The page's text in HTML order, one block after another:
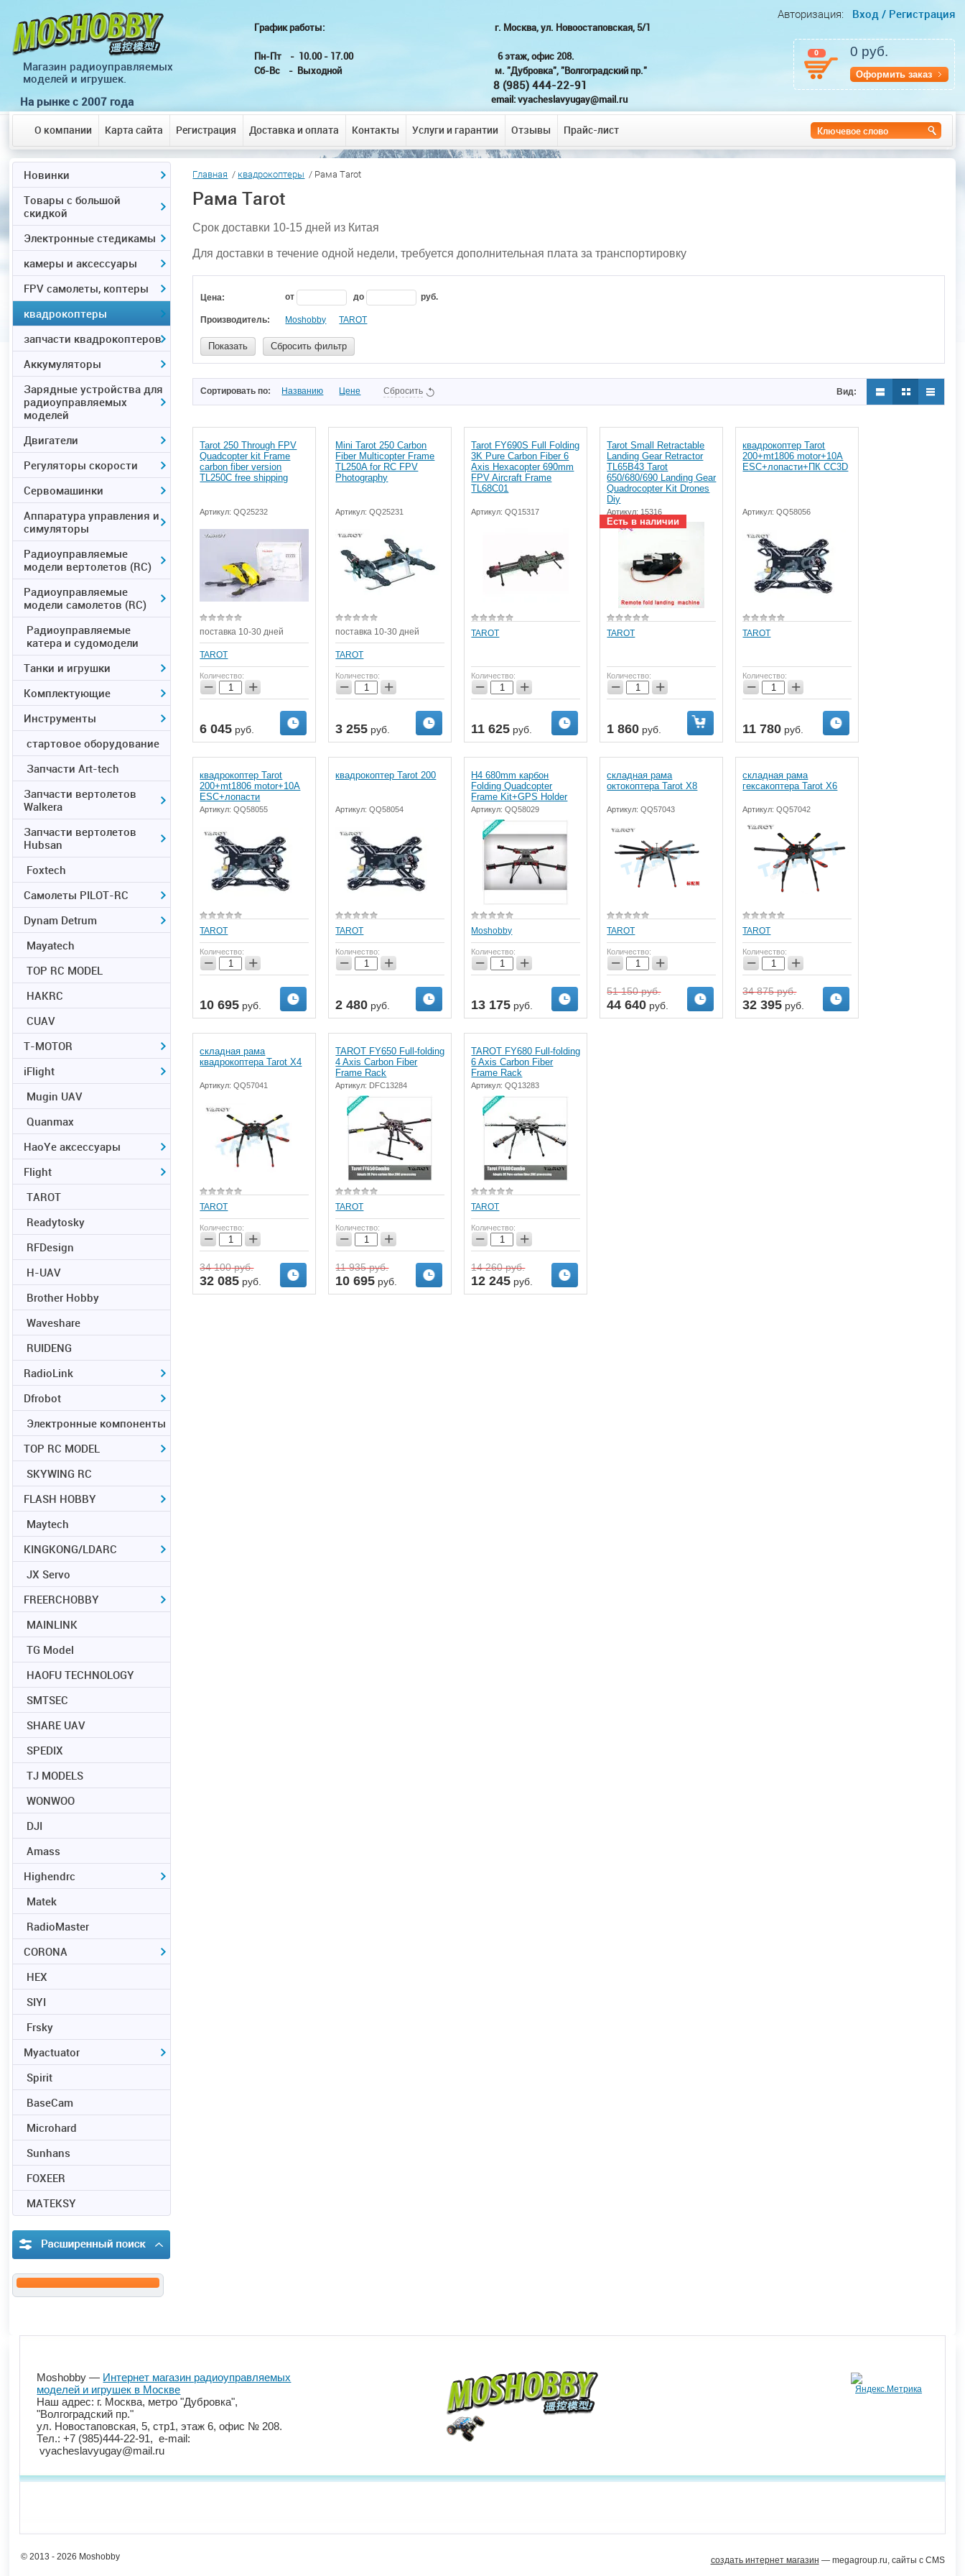
Магазин радиоуправляемых
моделей и игрушек.
На рынке с 2007 года
0 0 руб.
Оформить заказ
График работы: г. Москва, ул. Новоостаповская, 5/1
Пн-Пт - 10.00 - 17.00 6 этаж, офис 208.
Сб-Вс - Выходной
м. "Дубровка", "Волгоградский пр."
8 (985) 444-22-91
email: vyacheslavyugay@mail.ru
О компании Карта сайта Регистрация Доставка и оплата Контакты Услуги и гарантии Отзывы Прайс-лист
Авторизация: Вход / Регистрация
Главная / квадрокоптеры / Рама Tarot
Рама Tarot
Срок доставки 10-15 дней из Китая
Для доставки в течение одной недели, требуется дополнительная плата за транспортировку
Цена: от до руб.
Производитель: Moshobby TAROT
Показать Сбросить фильтр
Сортировать по: Названию Цене Сбросить Вид:
Tarot 250 Through FPV
Quadcopter kit Frame
carbon fiber version
TL250C free shipping
Артикул: QQ25232
поставка 10-30 дней
TAROT
Количество:
− +
6 045 руб.
Mini Tarot 250 Carbon
Fiber Multicopter Frame
TL250A for RC FPV
Photography
Артикул: QQ25231
поставка 10-30 дней
TAROT
Количество:
− +
3 255 руб.
Tarot FY690S Full Folding
3K Pure Carbon Fiber 6
Axis Hexacopter 690mm
FPV Aircraft Frame
TL68C01
Артикул: QQ15317
TAROT
Количество:
− +
11 625 руб.
Tarot Small Retractable
Landing Gear Retractor
TL65B43 Tarot
650/680/690 Landing Gear
Quadrocopter Kit Drones
Diy
Артикул: 15316
Есть в наличии
TAROT
Количество:
− +
1 860 руб.
квадрокоптер Tarot
200+mt1806 motor+10A
ESC+лопасти+ПК CC3D
Артикул: QQ58056
TAROT
Количество:
− +
11 780 руб.
квадрокоптер Tarot
200+mt1806 motor+10A
ESC+лопасти
Артикул: QQ58055
TAROT
Количество:
− +
10 695 руб.
квадрокоптер Tarot 200
Артикул: QQ58054
TAROT
Количество:
− +
2 480 руб.
H4 680mm карбон
Folding Quadcopter
Frame Kit+GPS Holder
Артикул: QQ58029
Moshobby
Количество:
− +
13 175 руб.
складная рама
октокоптера Tarot X8
Артикул: QQ57043
TAROT
Количество:
− +
51 150руб.
44 640 руб.
складная рама
гексакоптера Tarot X6
Артикул: QQ57042
TAROT
Количество:
− +
34 875руб.
32 395 руб.
складная рама
квадрокоптера Tarot X4
Артикул: QQ57041
TAROT
Количество:
− +
34 100руб.
32 085 руб.
TAROT FY650 Full-folding
4 Axis Carbon Fiber
Frame Rack
Артикул: DFC13284
TAROT
Количество:
− +
11 935руб.
10 695 руб.
TAROT FY680 Full-folding
6 Axis Carbon Fiber
Frame Rack
Артикул: QQ13283
TAROT
Количество:
− +
14 260руб.
12 245 руб.
Новинки
Товары с большой
скидкой
Электронные стедикамы
камеры и аксессуары
FPV самолеты, коптеры
квадрокоптеры
запчасти квадрокоптеров
Аккумуляторы
Зарядные устройства для
радиоуправляемых
моделей
Двигатели
Регуляторы скорости
Сервомашинки
Аппаратура управления и
симуляторы
Радиоуправляемые
модели вертолетов (RC)
Радиоуправляемые
модели самолетов (RC)
Радиоуправляемые
катера и судомодели
Танки и игрушки
Комплектующие
Инструменты
стартовое оборудование
Запчасти Art-tech
Запчасти вертолетов
Walkera
Запчасти вертолетов
Hubsan
Foxtech
Самолеты PILOT-RC
Dynam Detrum
Mayatech
TOP RC MODEL
HAKRC
CUAV
T-MOTOR
iFlight
Mugin UAV
Quanmax
HaoYe аксессуары
Flight
TAROT
Readytosky
RFDesign
H-UAV
Brother Hobby
Waveshare
RUIDENG
RadioLink
Dfrobot
Электронные компоненты
TOP RC MODEL
SKYWING RC
FLASH HOBBY
Maytech
KINGKONG/LDARC
JX Servo
FREERCHOBBY
MAINLINK
TG Model
HAOFU TECHNOLOGY
SMTSEC
SHARE UAV
SPEDIX
TJ MODELS
WONWOO
DJI
Amass
Highendrc
Matek
RadioMaster
CORONA
HEX
SIYI
Frsky
Myactuator
Spirit
BaseCam
Microhard
Sunhans
FOXEER
MATEKSY
Расширенный поиск
Moshobby — Интернет магазин радиоуправляемых
моделей и игрушек в Москве
Наш адрес: г. Москва, метро "Дубровка",
"Волгоградский пр."
ул. Новостаповская, 5, стр1, этаж 6, офис № 208.
Тел.: +7 (985)444-22-91, e-mail:
vyacheslavyugay@mail.ru
© 2013 - 2026 Moshobby создать интернет магазин — megagroup.ru, сайты с CMS